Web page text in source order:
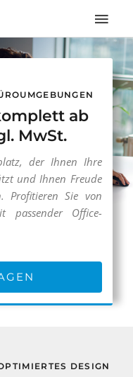
ab
MwSt.
der Ihnen Ihre
und Ihnen Freude
Profitieren Sie von
passender Office-
DESIGN